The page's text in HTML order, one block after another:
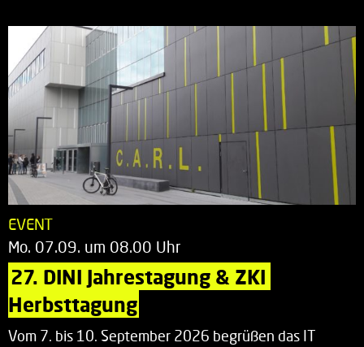
EVENT
Mo. 07.09. um 08.00 Uhr
27. DINI Jahrestagung & ZKI
Herbsttagung
Vom 7. bis 10. September 2026 begrüßen das IT